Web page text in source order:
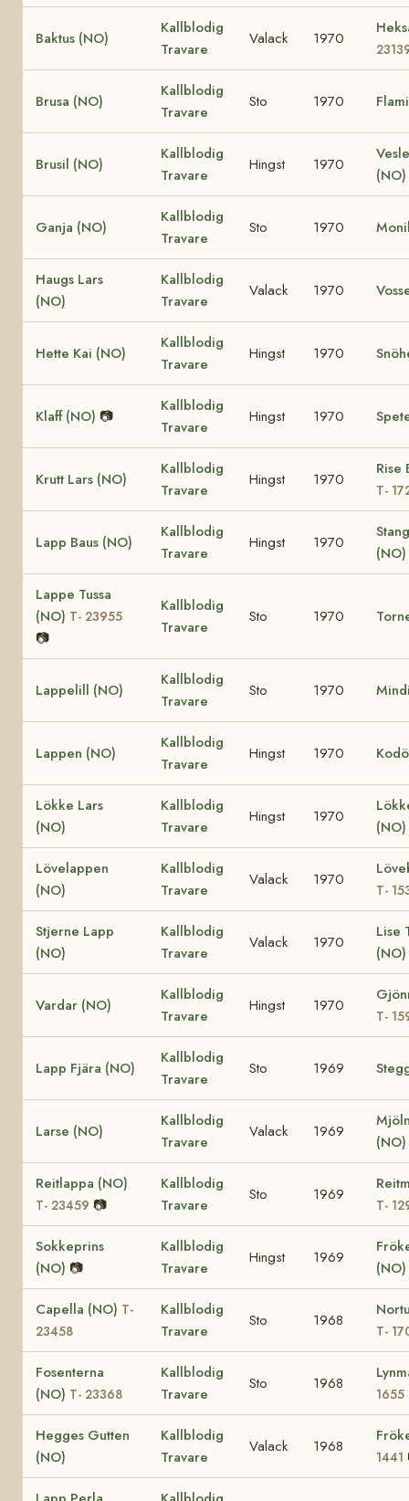
Baktus (NO)
Kallblodig
Travare
Valack 1970
Brusa (NO)
Kallblodig
Travare
Sto 1970
Brusil (NO)
Kallblodig
Travare
Hingst 1970
(NO)
Ganja (NO)
Kallblodig
Travare
Sto 1970
Haugs Lars
(NO)
Kallblodig
Travare
Valack 1970
Hette Kai (NO)
Kallblodig
Travare
Hingst 1970
Klaff (NO) 📷
Kallblodig
Travare
Hingst 1970
Krutt Lars (NO)
Kallblodig
Travare
Hingst 1970
Rise
T-
Lapp Baus (NO)
Kallblodig
Travare
Hingst 1970
(NO)
Lappe Tussa
(NO) T- 23955
📷
Kallblodig
Travare
Sto 1970
Lappelill (NO)
Kallblodig
Travare
Sto 1970
Lappen (NO)
Kallblodig
Travare
Hingst 1970
Lökke Lars
(NO)
Kallblodig
Travare
Hingst 1970
(NO)
Lövelappen
(NO)
Kallblodig
Travare
Valack 1970
T-
Stjerne Lapp
(NO)
Kallblodig
Travare
Valack 1970
Lise
(NO)
Vardar (NO)
Kallblodig
Travare
Hingst 1970
T-
Lapp Fjära (NO)
Kallblodig
Travare
Sto 1969
Larse (NO)
Kallblodig
Travare
Valack 1969
(NO)
Reitlappa (NO)
T- 23459 📷
Kallblodig
Travare
Sto 1969
T-
Sokkeprins
(NO) 📷
Kallblodig
Travare
Hingst 1969
(NO)
Capella (NO) T-
23458
Kallblodig
Travare
Sto 1968
T-
Fosenterna
(NO) T- 23368
Kallblodig
Travare
Sto 1968
1655
Hegges Gutten
(NO)
Kallblodig
Travare
Valack 1968
1441